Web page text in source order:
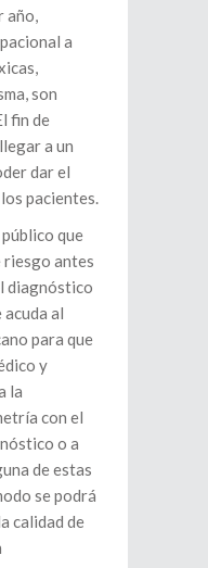
año,
a
son
fin de
a un
dar el
pacientes.
que
antes
diagnóstico
acuda al
para que
y
la
con el
o a
de estas
se podrá
calidad de